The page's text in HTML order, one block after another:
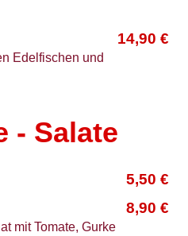
14,90 €
Edelfischen und
- Salate
5,50 €
8,90 €
mit Tomate, Gurke